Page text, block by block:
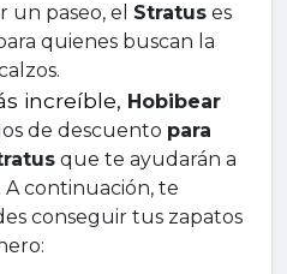
un paseo, el Stratus es
quienes buscan la
increíble, Hobibear
de descuento para
que te ayudarán a
. A continuación, te
conseguir tus zapatos